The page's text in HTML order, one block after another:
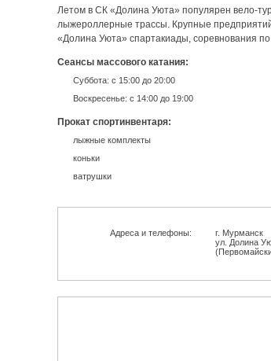
Летом в СК «Долина Уюта» популярен вело-
лыжероллерные трассы. Крупные
«Долина Уюта» спартакиады, соревнования
Сеансы массового катания:
Суббота: с 15:00 до 20:00
Воскресенье: с 14:00 до 19:00
Прокат спортинвентаря:
лыжные комплекты
коньки
ватрушки
Адреса и телефоны:
г. Мурманск
ул. Долина